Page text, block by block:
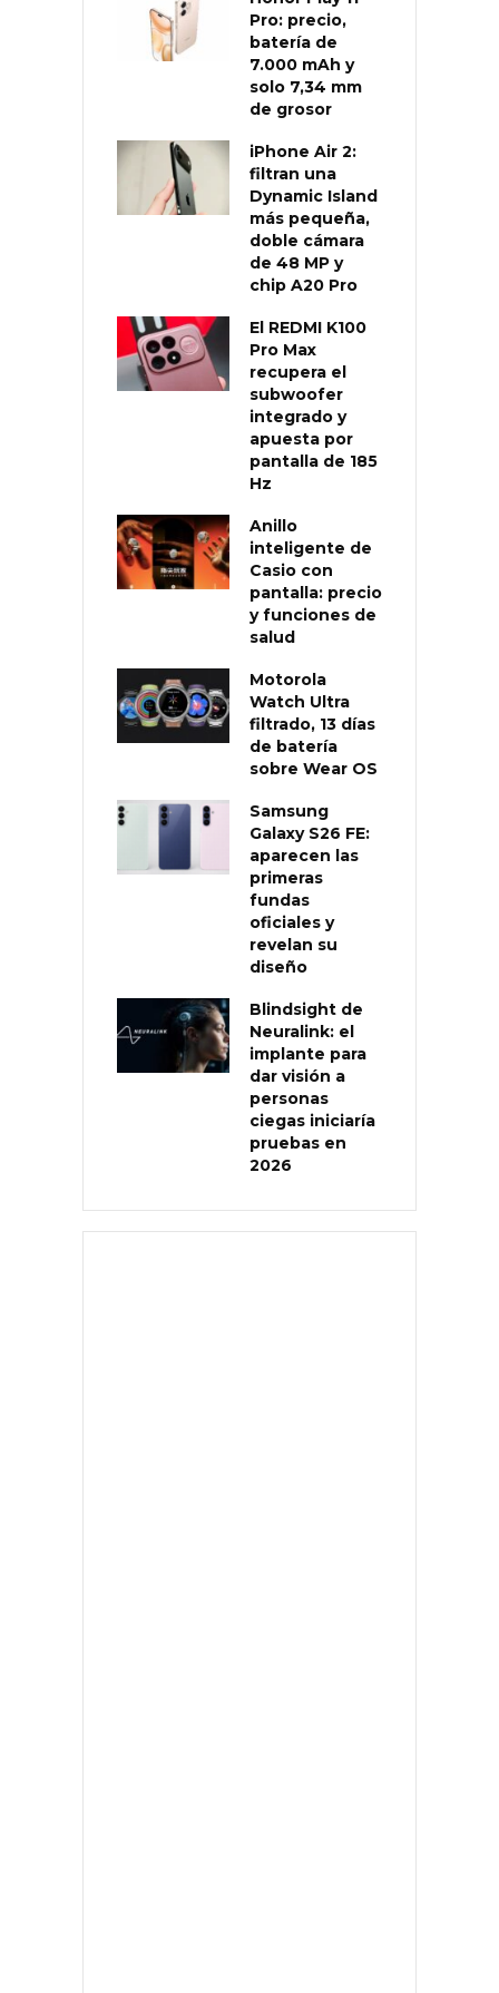
Pro: precio,
batería de
7.000 mAh y
solo 7,34 mm
de grosor
iPhone Air 2:
filtran una
Dynamic Island
más pequeña,
doble cámara
de 48 MP y
chip A20 Pro
El REDMI K100
Pro Max
recupera el
subwoofer
integrado y
apuesta por
pantalla de 185
Hz
Anillo
inteligente de
Casio con
pantalla: precio
y funciones de
salud
Motorola
Watch Ultra
filtrado, 13 días
de batería
sobre Wear OS
Samsung
Galaxy S26 FE:
aparecen las
primeras
fundas
oficiales y
revelan su
diseño
Blindsight de
Neuralink: el
implante para
dar visión a
personas
ciegas iniciaría
pruebas en
2026